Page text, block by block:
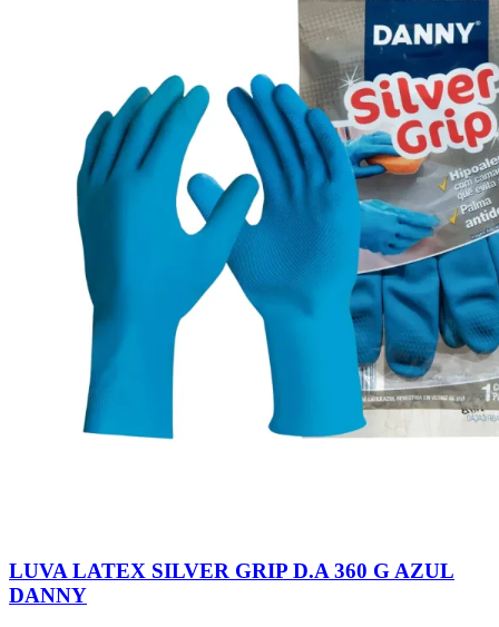
LUVA LATEX SILVER GRIP D.A 360 G AZUL
DANNY